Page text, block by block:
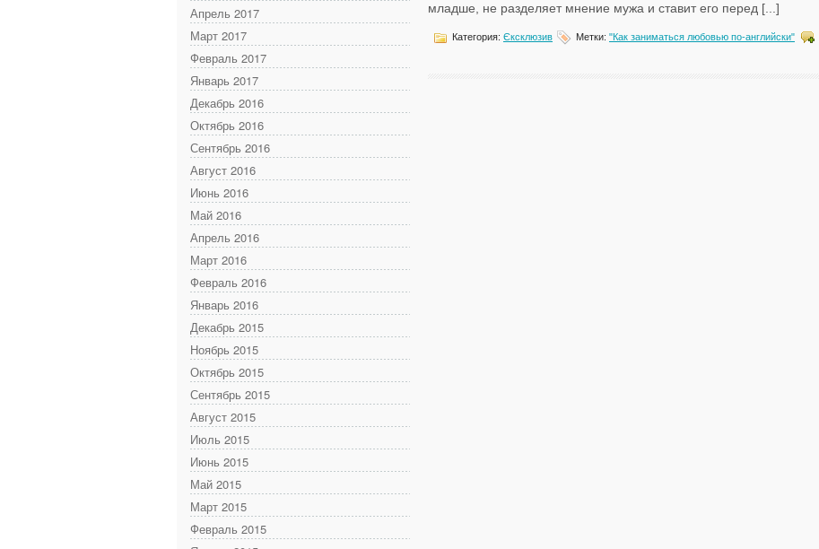
Апрель 2017
Март 2017
Февраль 2017
Январь 2017
Декабрь 2016
Октябрь 2016
Сентябрь 2016
Август 2016
Июнь 2016
Май 2016
Апрель 2016
Март 2016
Февраль 2016
Январь 2016
Декабрь 2015
Ноябрь 2015
Октябрь 2015
Сентябрь 2015
Август 2015
Июль 2015
Июнь 2015
Май 2015
Март 2015
Февраль 2015
младше, не разделяет мнение мужа и ставит его перед [...]
Категория: Єксклюзив Метки: "Как заниматься любовью по-английски"